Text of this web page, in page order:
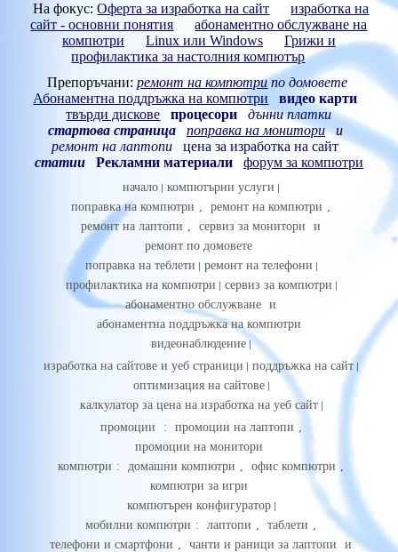
На фокус:Оферта за изработка на сайт
изработка на
сайт - основни понятия
абонаментно обслужване на
компютри
Linux или Windows
Грижи и
профилактика за настолния компютър
Препоръчани:ремонт на компютрипо домовете
Абонаментна поддръжка на компютри
видео карти
твърди дискове
процесори
дънни платки
стартова страница
поправка на монитории
ремонт на лаптопи
цена за изработка на сайт
статии
Рекламни материали форум за компютри
начало
компютърни услуги
поправка на компютри , ремонт на компютри ,
ремонт на лаптопи , сервиз за монитори
и
ремонт по домовете
поправка на теблети
ремонт на телефони
профилактика на компютри
сервиз за компютри
абонаментно обслужване и
абонаментна поддръжка на компютри
видеонаблюдение
изработка на сайтове и уеб страници
поддръжка на сайт
оптимизация на сайтове
калкулатор за цена на изработка на уеб сайт
промоции
: промоции на лаптопи ,
промоции на монитори
компютри : домашни компютри , офис компютри ,
компютри за игри
компютърен конфигуратор
мобилни компютри : лаптопи , таблети ,
телефони и смартфони , чанти и раници за лаптопи
и